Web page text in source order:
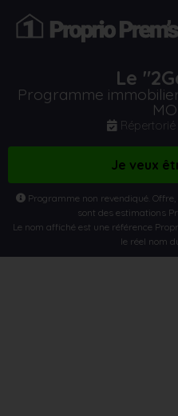
Le
Programme
Répertorié
Je veux
Programme non revendiqué.
sont des estimations
Le nom affiché est une référence
le réel nom